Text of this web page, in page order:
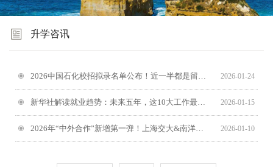
升学咨讯
2026-01-24
2026中国石化校招拟录名单公布！近一半都是留学生！
2026-01-15
新华社解读就业趋势：未来五年，这10大工作最吃香！留学选专业必看
2026-01-10
2026年“中外合作”新增第一弹！上海交大&南洋理工，今年首招750人！